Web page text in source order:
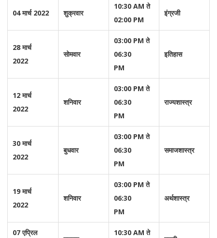
04 मार्च 2022 शुक्रवार
10:30 AM ते
02:00 PM
इंग्रजी
28 मार्च
2022
सोमवार
03:00 PM ते
06:30
PM
इतिहास
12 मार्च
2022
शनिवार
03:00 PM ते
06:30
PM
राज्यशास्त्र
30 मार्च
2022
बुधवार
03:00 PM ते
06:30
PM
समाजशास्त्र
19 मार्च
2022
शनिवार
03:00 PM ते
06:30
PM
अर्थशास्त्र
07 एप्रिल 10:30 AM ते